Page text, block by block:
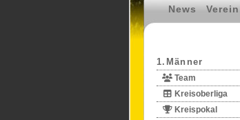
News Verein
1.Männer
Team
Kreisoberliga
Kreispokal